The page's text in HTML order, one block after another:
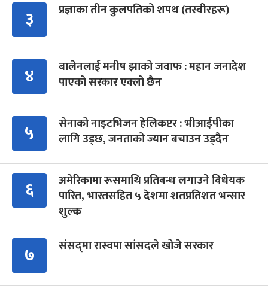
३ प्रज्ञाका तीन कुलपतिको शपथ (तस्वीरहरू)
४
बालेनलाई मनीष झाको जवाफ : महान जनादेश
पाएको सरकार एक्लो छैन
५
सेनाको नाइटभिजन हेलिकप्टर : भीआईपीका
लागि उड्छ, जनताको ज्यान बचाउन उड्दैन
६
अमेरिकामा रूसमाथि प्रतिबन्ध लगाउने विधेयक
पारित, भारतसहित ५ देशमा शतप्रतिशत भन्सार
शुल्क
७ संसद्‍मा रास्वपा सांसदले खोजे सरकार